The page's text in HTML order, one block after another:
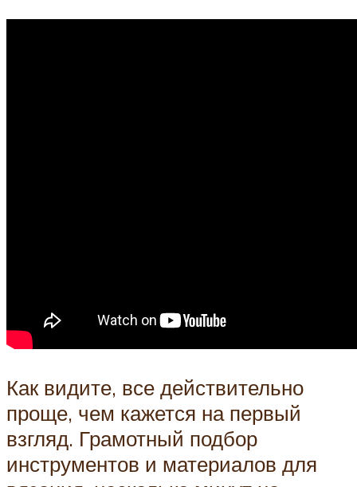
Как видите, все действительно
проще, чем кажется на первый
взгляд. Грамотный подбор
инструментов и материалов для